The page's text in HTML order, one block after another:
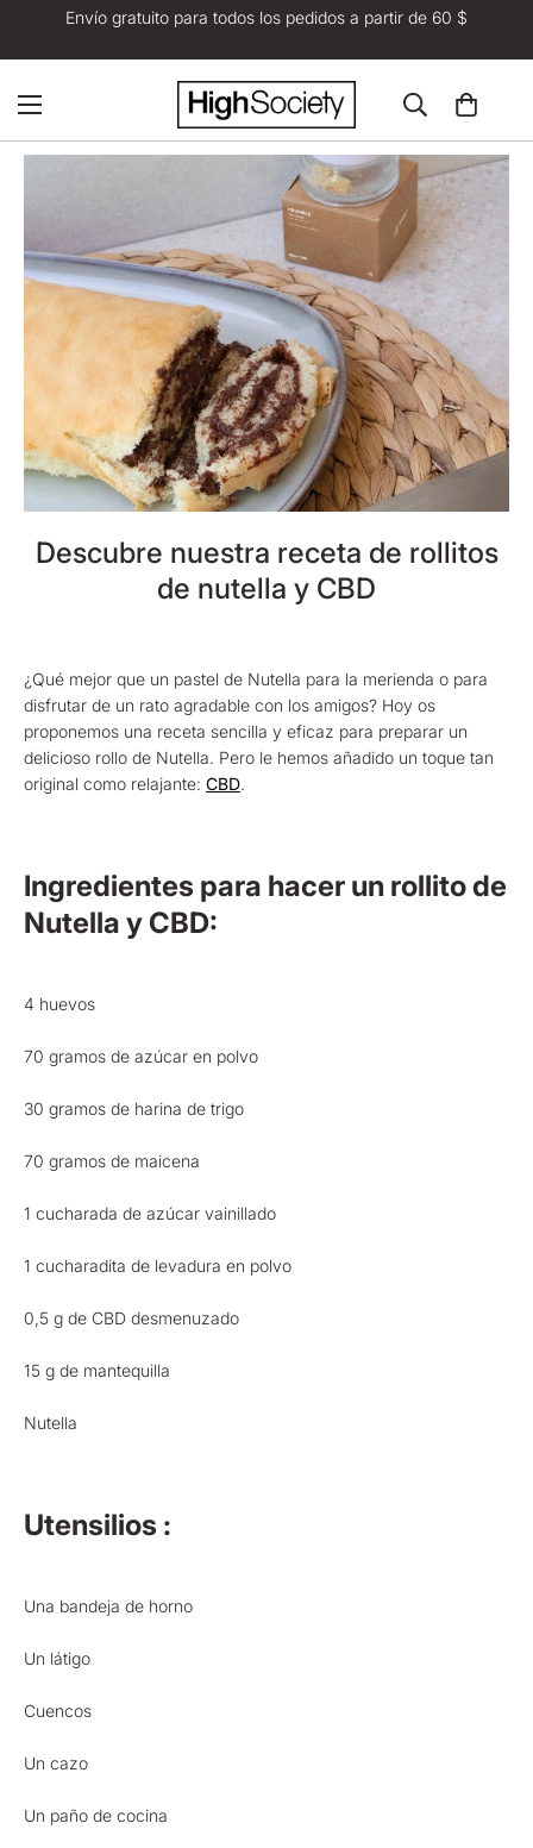
Envío gratuito para todos los pedidos a partir de 60 $
Descubre nuestra receta de rollitos
de nutella y CBD
¿Qué mejor que un pastel de Nutella para la merienda o para
disfrutar de un rato agradable con los amigos? Hoy os
proponemos una receta sencilla y eficaz para preparar un
delicioso rollo de Nutella. Pero le hemos añadido un toque tan
original como relajante: CBD.
Ingredientes para hacer un rollito de
Nutella y CBD:
4 huevos
70 gramos de azúcar en polvo
30 gramos de harina de trigo
70 gramos de maicena
1 cucharada de azúcar vainillado
1 cucharadita de levadura en polvo
0,5 g de CBD desmenuzado
15 g de mantequilla
Nutella
Utensilios :
Una bandeja de horno
Un látigo
Cuencos
Un cazo
Un paño de cocina